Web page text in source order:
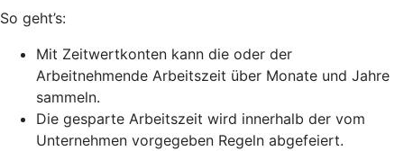
So geht’s:
Mit Zeitwertkonten kann die oder der
Arbeitnehmende Arbeitszeit über Monate und Jahre
sammeln.
Die gesparte Arbeitszeit wird innerhalb der vom
Unternehmen vorgegeben Regeln abgefeiert.